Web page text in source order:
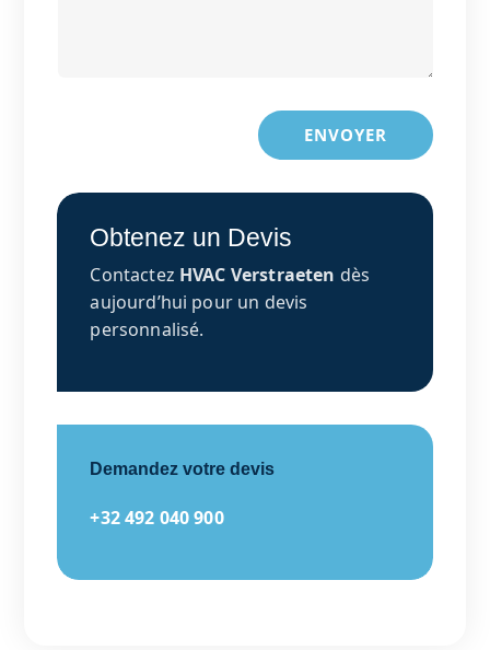
ENVOYER
Obtenez un Devis
Contactez HVAC Verstraeten dès
aujourd’hui pour un devis
personnalisé.
Demandez votre devis
+32 492 040 900